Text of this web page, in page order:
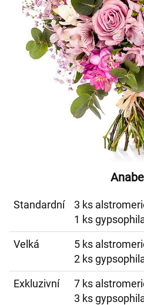
Standardní
3 ks
1 ks
Velká
5 ks
2 ks
Exkluzivní
7 ks
3 ks